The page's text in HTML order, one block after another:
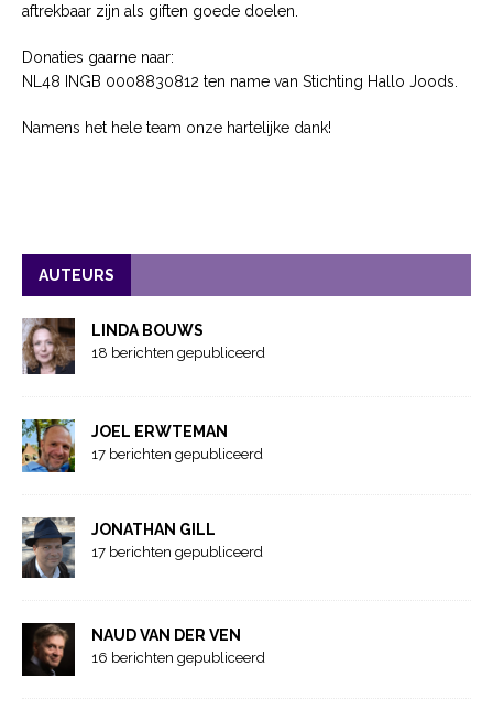
aftrekbaar zijn als giften goede doelen.
Donaties gaarne naar:
NL48 INGB 0008830812 ten name van Stichting Hallo Joods.
Namens het hele team onze hartelijke dank!
AUTEURS
LINDA BOUWS
18 berichten gepubliceerd
JOEL ERWTEMAN
17 berichten gepubliceerd
JONATHAN GILL
17 berichten gepubliceerd
NAUD VAN DER VEN
16 berichten gepubliceerd